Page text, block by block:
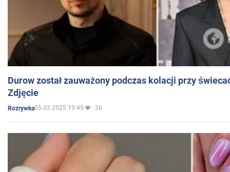
Durow został zauważony podczas kolacji przy
Zdjęcie
Rozrywka05.03.2025 19:45 36